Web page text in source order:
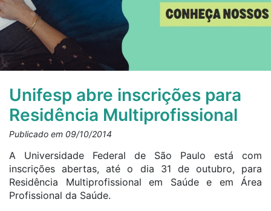
Unifesp abre inscrições para
Residência Multiprofissional
Publicado em 09/10/2014
A Universidade Federal de São Paulo está com
inscrições abertas, até o dia 31 de outubro, para
Residência Multiprofissional em Saúde e em Área
Profissional da Saúde.